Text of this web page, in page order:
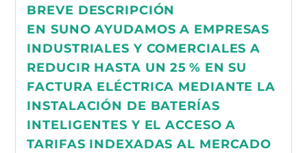
BREVE DESCRIPCIÓN
EN SUNO AYUDAMOS A EMPRESAS
INDUSTRIALES Y COMERCIALES A
REDUCIR HASTA UN 25 % EN SU
FACTURA ELÉCTRICA MEDIANTE LA
INSTALACIÓN DE BATERÍAS
INTELIGENTES Y EL ACCESO A
TARIFAS INDEXADAS AL MERCADO